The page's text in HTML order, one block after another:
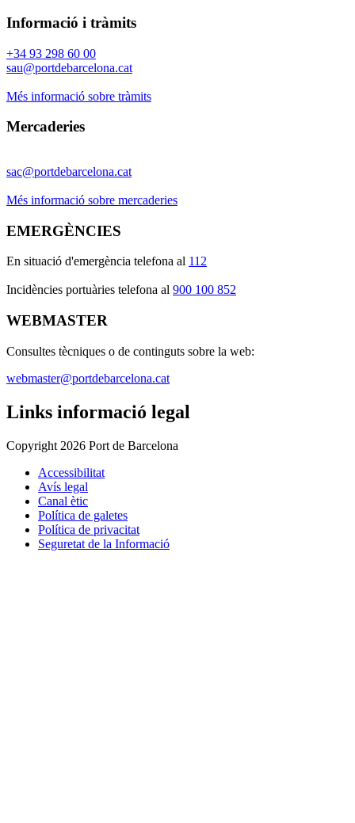
Informació i tràmits
+34 93 298 60 00
sau@portdebarcelona.cat
Més informació sobre tràmits
Mercaderies
sac@portdebarcelona.cat
Més informació sobre mercaderies
EMERGÈNCIES
En situació d'emergència telefona al 112
Incidències portuàries telefona al 900 100 852
WEBMASTER
Consultes tècniques o de continguts sobre la web:
webmaster@portdebarcelona.cat
Links informació legal
Copyright 2026 Port de Barcelona
Accessibilitat
Avís legal
Canal ètic
Política de galetes
Política de privacitat
Seguretat de la Informació